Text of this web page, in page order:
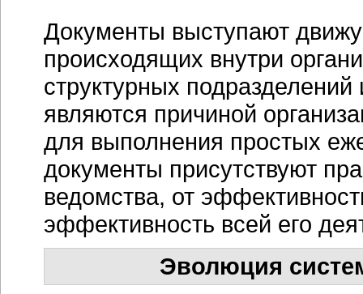
Документы выступают
происходящих внутри
структурных
являются причиной
для выполнения простых
документы присутствуют
ведомства, от
эффективность всей его
Эволюция